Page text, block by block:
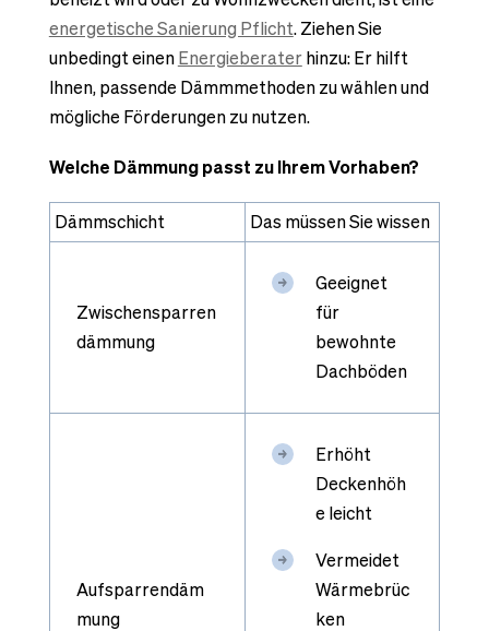
energetische Sanierung Pflicht. Ziehen Sie
unbedingt einenEnergieberaterhinzu: Er hilft
Ihnen, passende Dämmmethoden zu wählen und
mögliche Förderungen zu nutzen.
Welche Dämmung passt zu Ihrem Vorhaben?
Dämmschicht Das müssen Sie wissen
Zwischensparren
dämmung
Geeignet
für
bewohnte
Dachböden
Aufsparrendäm
mung
Erhöht
Deckenhöh
e leicht
Vermeidet
Wärmebrüc
ken